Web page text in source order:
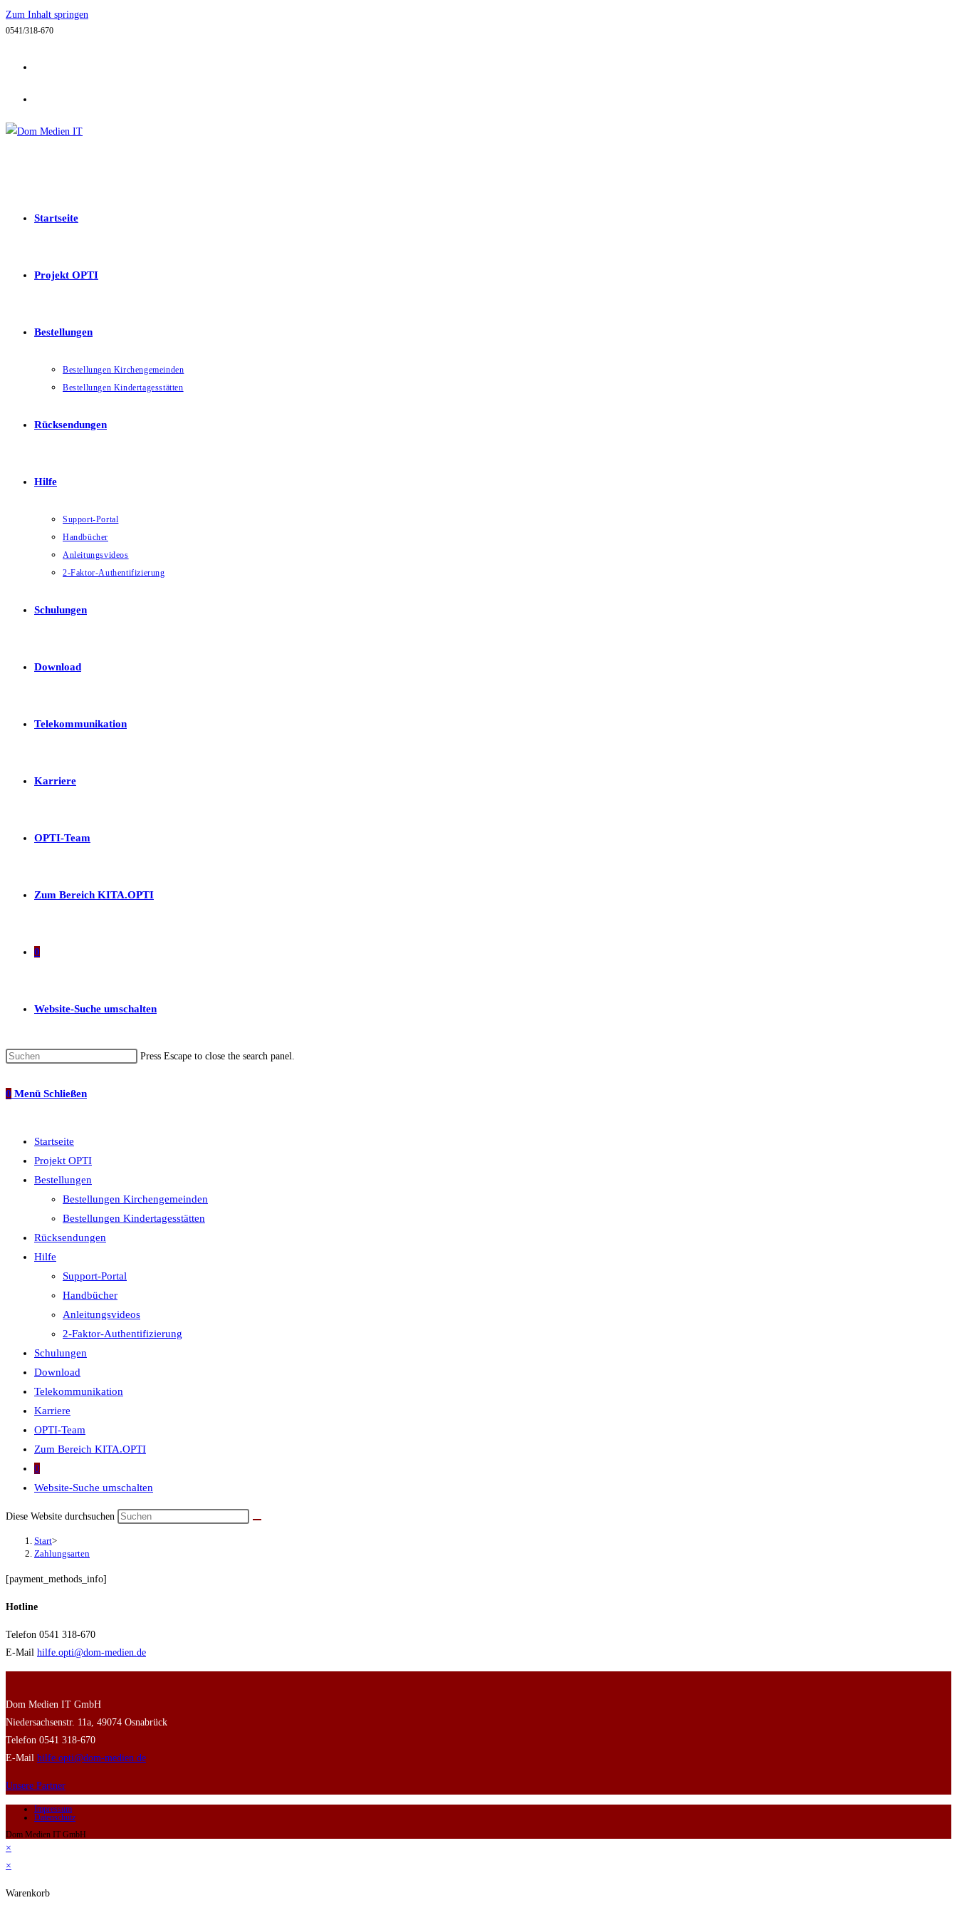
Zum Inhalt springen
0541/318-670
Startseite
Projekt OPTI
Bestellungen
Bestellungen Kirchengemeinden
Bestellungen Kindertagesstätten
Rücksendungen
Hilfe
Support-Portal
Handbücher
Anleitungsvideos
2-Faktor-Authentifizierung
Schulungen
Download
Telekommunikation
Karriere
OPTI-Team
Zum Bereich KITA.OPTI
0
Website-Suche umschalten
Press Escape to close the search panel.
0 Menü Schließen
Startseite
Projekt OPTI
Bestellungen
Bestellungen Kirchengemeinden
Bestellungen Kindertagesstätten
Rücksendungen
Hilfe
Support-Portal
Handbücher
Anleitungsvideos
2-Faktor-Authentifizierung
Schulungen
Download
Telekommunikation
Karriere
OPTI-Team
Zum Bereich KITA.OPTI
0
Website-Suche umschalten
Diese Website durchsuchen
Start>
Zahlungsarten
[payment_methods_info]
Hotline
Telefon 0541 318-670
E-Mail hilfe.opti@dom-medien.de
Dom Medien IT GmbH
Niedersachsenstr. 11a, 49074 Osnabrück
Telefon 0541 318-670
E-Mail hilfe.opti@dom-medien.de
Unsere Partner
Impressum
Datenschutz
Dom Medien IT GmbH
×
×
Warenkorb